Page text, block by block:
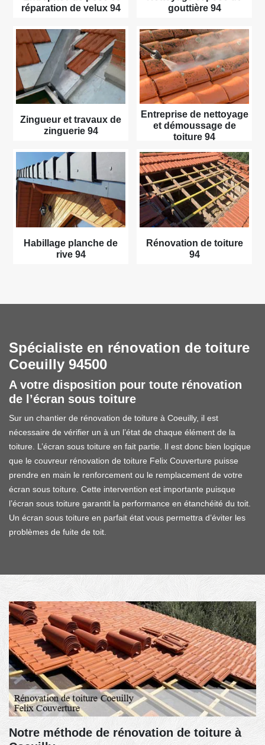
réparation de velux 94
gouttière 94
Zingueur et travaux de
zinguerie 94
Entreprise de nettoyage
et démoussage de
toiture 94
Habillage planche de
rive 94
Rénovation de toiture
94
Spécialiste en rénovation de toiture
Coeuilly 94500
A votre disposition pour toute rénovation
de l’écran sous toiture
Sur un chantier de rénovation de toiture à Coeuilly, il est
nécessaire de vérifier un à un l’état de chaque élément de la
toiture. L’écran sous toiture en fait partie. Il est donc bien logique
que le couvreur rénovation de toiture Felix Couverture puisse
prendre en main le renforcement ou le remplacement de votre
écran sous toiture. Cette intervention est importante puisque
l’écran sous toiture garantit la performance en étanchéité du toit.
Un écran sous toiture en parfait état vous permettra d’éviter les
problèmes de fuite de toit.
Notre méthode de rénovation de toiture à